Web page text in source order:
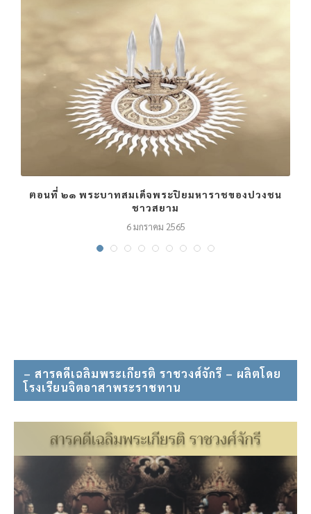
ตอนที่ ๒๑ พระบาทสมเด็จพระปิยมหาราชของปวงชน
ชาวสยาม
6 มกราคม 2565
– สารคดีเฉลิมพระเกียรติ ราชวงศ์จักรี – ผลิตโดย
โรงเรียนจิตอาสาพระราชทาน